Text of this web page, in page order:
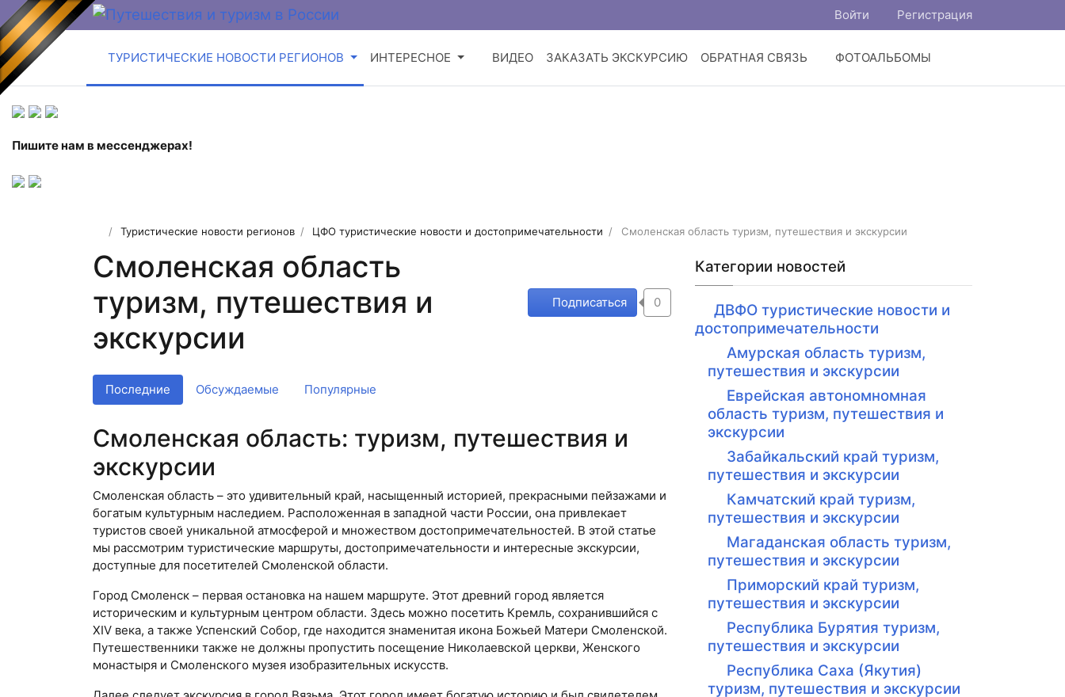
Войти Регистрация
ТУРИСТИЧЕСКИЕ НОВОСТИ РЕГИОНОВ ИНТЕРЕСНОЕ ВИДЕО ЗАКАЗАТЬ ЭКСКУРСИЮ ОБРАТНАЯ СВЯЗЬ ФОТОАЛЬБОМЫ
Пишите нам в мессенджерах!
Туристические новости регионов ЦФО туристические новости и достопримечательности Смоленская область туризм, путешествия и экскурсии
Смоленская область
туризм, путешествия и
экскурсии
Подписаться 0
Последние Обсуждаемые Популярные
Смоленская область: туризм, путешествия и
экскурсии
Смоленская область – это удивительный край, насыщенный историей, прекрасными пейзажами и
богатым культурным наследием. Расположенная в западной части России, она привлекает
туристов своей уникальной атмосферой и множеством достопримечательностей. В этой статье
мы рассмотрим туристические маршруты, достопримечательности и интересные экскурсии,
доступные для посетителей Смоленской области.
Город Смоленск – первая остановка на нашем маршруте. Этот древний город является
историческим и культурным центром области. Здесь можно посетить Кремль, сохранившийся с
XIV века, а также Успенский Собор, где находится знаменитая икона Божьей Матери Смоленской.
Путешественники также не должны пропустить посещение Николаевской церкви, Женского
монастыря и Смоленского музея изобразительных искусств.
Категории новостей
ДВФО туристические новости и
достопримечательности
Амурская область туризм,
путешествия и экскурсии
Еврейская автономномная
область туризм, путешествия и
экскурсии
Забайкальский край туризм,
путешествия и экскурсии
Камчатский край туризм,
путешествия и экскурсии
Магаданская область туризм,
путешествия и экскурсии
Приморский край туризм,
путешествия и экскурсии
Республика Бурятия туризм,
путешествия и экскурсии
Республика Саха (Якутия)
туризм, путешествия и экскурсии